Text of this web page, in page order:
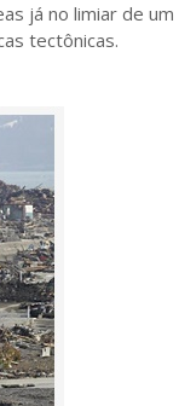
já no limiar de um
tectônicas.